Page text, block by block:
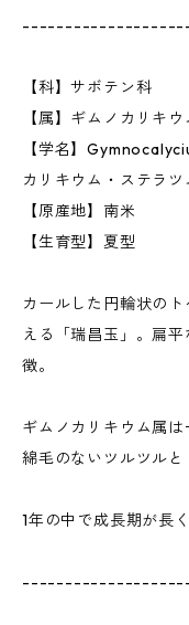
【科】サボテン科
【属】ギムノカリキウ
【学名】
カリキウム・ステラ
【原産地】南米
【生育型】夏型
カールした円輪状の
える「瑞昌玉」。扁
徴。
ギムノカリキウム属は
綿毛のないツルツルと
1年の中で成長期が長